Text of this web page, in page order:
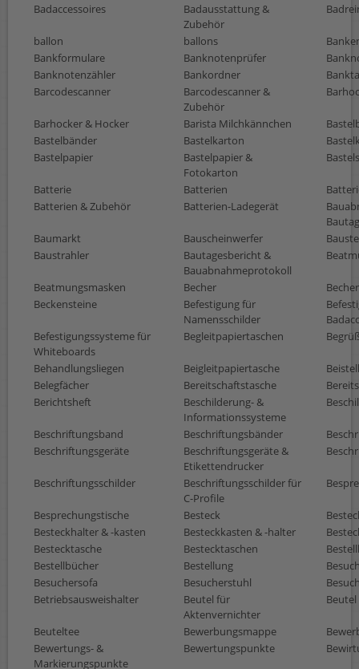
Badaccessoires
Badausstattung &
Zubehör
ballon ballons
Bankformulare
Banknotenprüfer
Banknotenzähler
Bankordner
Barcodescanner
Barcodescanner &
Zubehör
Barhocker & Hocker Barista Milchkännchen
Bastelbänder
Bastelkarton
Bastelpapier
Bastelpapier &
Fotokarton
Batterie Batterien
Batterien & Zubehör
Batterien-Ladegerät
Baumarkt
Bauscheinwerfer
Baustrahler
Bautagesbericht &
Bauabnahmeprotokoll
Beatmungsmasken Becher
Beckensteine
Befestigung für
Namensschilder
Befestigungssysteme für
Whiteboards
Begleitpapiertaschen
Behandlungsliegen Beigleitpapiertasche
Belegfächer
Bereitschaftstasche
Berichtsheft
Beschilderung- &
Informationssysteme
Beschriftungsband Beschriftungsbänder
Beschriftungsgeräte
Beschriftungsgeräte &
Etikettendrucker
Beschriftungsschilder
Beschriftungsschilder für
C-Profile
Besprechungstische Besteck
Besteckhalter & -kasten
Besteckkasten & -halter
Bestecktasche
Bestecktaschen
Bestellbücher
Bestellung
Besuchersofa
Besucherstuhl
Betriebsausweishalter
Beutel für
Aktenvernichter
Beuteltee Bewerbungsmappe
Bewertungs- &
Markierungspunkte
Bewertungspunkte